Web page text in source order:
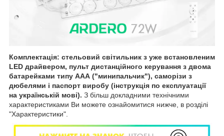
Комплектація: стельовий світильник з уже встановленим
LED драйвером, пульт дистанційного керування з двома
батарейками типу ААА ("минипальчик"), саморізи з
дюбелями і паспорт виробу (інструкція по експлуатації
на українській мові). З більш докладними технічними
характеристиками Ви можете ознайомитися нижче, в розділі
"Характеристики".